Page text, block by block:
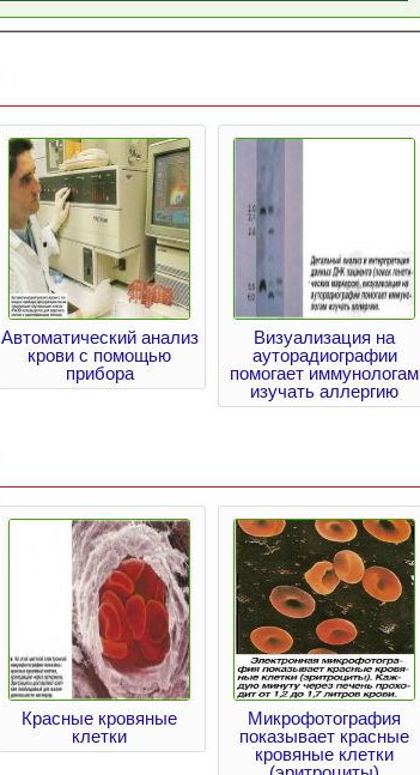
Автоматический анализ
крови с помощью
прибора
Визуализация на
ауторадиографии
помогает иммунологам
изучать аллергию
Красные кровяные
клетки
Микрофотография
показывает красные
кровяные клетки